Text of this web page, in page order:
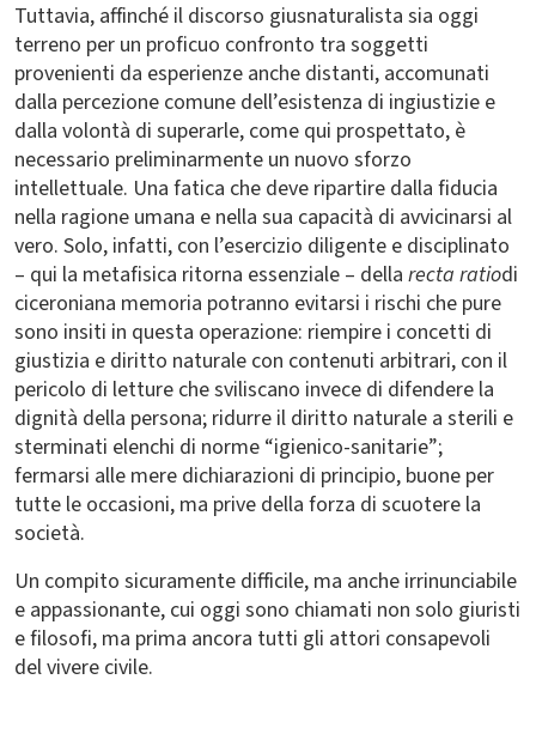
Tuttavia, affinché il discorso giusnaturalista sia oggi
terreno per un proficuo confronto tra soggetti
provenienti da esperienze anche distanti, accomunati
dalla percezione comune dell’esistenza di ingiustizie e
dalla volontà di superarle, come qui prospettato, è
necessario preliminarmente un nuovo sforzo
intellettuale. Una fatica che deve ripartire dalla fiducia
nella ragione umana e nella sua capacità di avvicinarsi al
vero. Solo, infatti, con l’esercizio diligente e disciplinato
– qui la metafisica ritorna essenziale – della recta ratiodi
ciceroniana memoria potranno evitarsi i rischi che pure
sono insiti in questa operazione: riempire i concetti di
giustizia e diritto naturale con contenuti arbitrari, con il
pericolo di letture che sviliscano invece di difendere la
dignità della persona; ridurre il diritto naturale a sterili e
sterminati elenchi di norme “igienico-sanitarie”;
fermarsi alle mere dichiarazioni di principio, buone per
tutte le occasioni, ma prive della forza di scuotere la
società.
Un compito sicuramente difficile, ma anche irrinunciabile
e appassionante, cui oggi sono chiamati non solo giuristi
e filosofi, ma prima ancora tutti gli attori consapevoli
del vivere civile.